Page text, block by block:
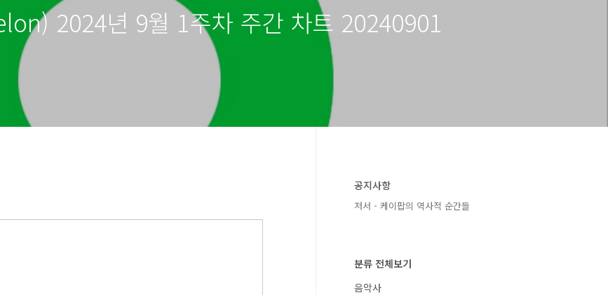
2024년 9월 1주차 주간 차트 20240901
공지사항
저서 - 케이팝의 역사적 순간들
분류 전체보기
음악사